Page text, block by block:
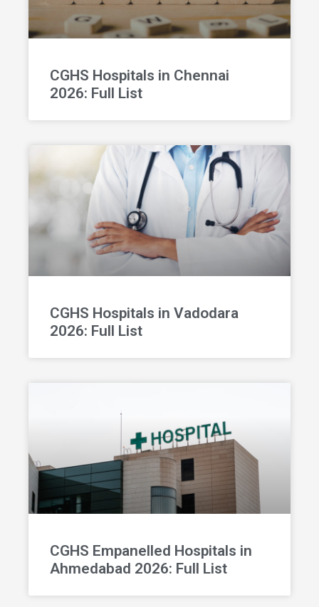
CGHS Hospitals in Chennai
2026: Full List
CGHS Hospitals in Vadodara
2026: Full List
CGHS Empanelled Hospitals in
Ahmedabad 2026: Full List